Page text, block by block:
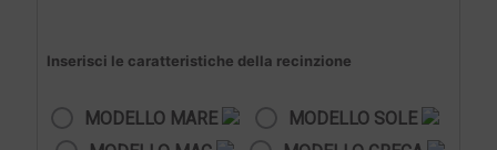
Inserisci le caratteristiche della recinzione
MODELLO MARE
MODELLO SOLE